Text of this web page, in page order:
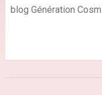
blog Génération